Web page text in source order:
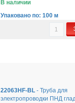
В наличии
Упаковано по: 100 м
22063HF-BL -Труба для
электропроводки ПНД